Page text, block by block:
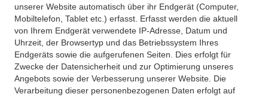
unserer Website automatisch über ihr Endgerät (Computer,
Mobiltelefon, Tablet etc.) erfasst. Erfasst werden die aktuell
von Ihrem Endgerät verwendete IP-Adresse, Datum und
Uhrzeit, der Browsertyp und das Betriebssystem Ihres
Endgeräts sowie die aufgerufenen Seiten. Dies erfolgt für
Zwecke der Datensicherheit und zur Optimierung unseres
Angebots sowie der Verbesserung unserer Website. Die
Verarbeitung dieser personenbezogenen Daten erfolgt auf